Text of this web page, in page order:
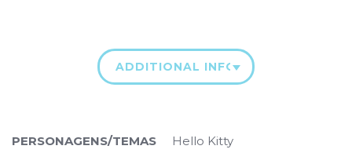
ADDITIONAL INFORMATION
PERSONAGENS/TEMAS Hello Kitty